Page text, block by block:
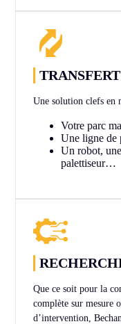
Une solution clefs en
Votre parc
Une ligne de
Un robot,
palettiseur…
Que ce soit pour la
complète sur mesure
d’intervention,